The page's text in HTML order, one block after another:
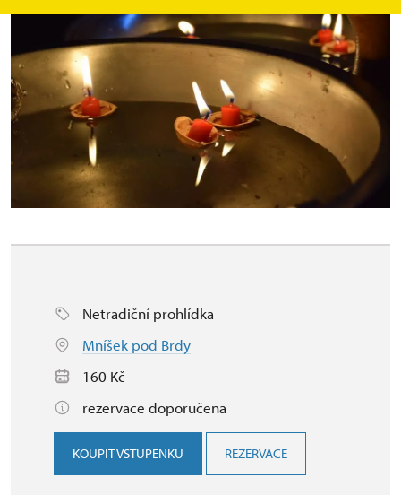
Netradiční prohlídka
Mníšek pod Brdy
160 Kč
rezervace doporučena
KOUPIT VSTUPENKU REZERVACE